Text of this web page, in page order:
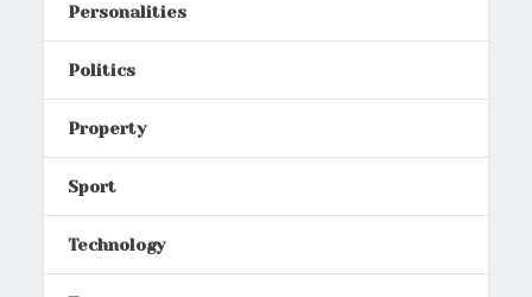
Personalities
Politics
Property
Sport
Technology